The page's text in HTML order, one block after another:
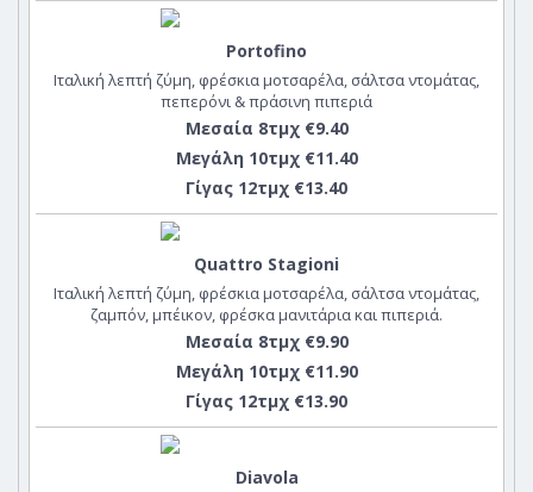
Portofino
Ιταλική λεπτή ζύμη, φρέσκια μοτσαρέλα, σάλτσα ντομάτας,
πεπερόνι & πράσινη πιπεριά
Μεσαία 8τμχ €9.40
Μεγάλη 10τμχ €11.40
Γίγας 12τμχ €13.40
Quattro Stagioni
Ιταλική λεπτή ζύμη, φρέσκια μοτσαρέλα, σάλτσα ντομάτας,
ζαμπόν, μπέικον, φρέσκα μανιτάρια και πιπεριά.
Μεσαία 8τμχ €9.90
Μεγάλη 10τμχ €11.90
Γίγας 12τμχ €13.90
Diavola